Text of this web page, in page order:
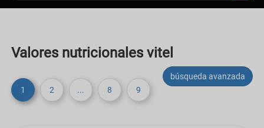
Valores nutricionales vitel
búsqueda avanzada
1
2 ... 8 9